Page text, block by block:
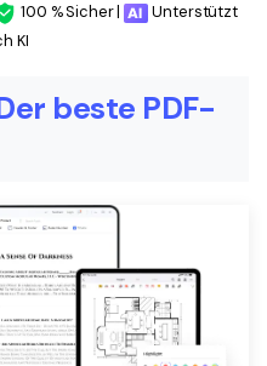
100 % Sicher |
Unterstützt
KI
beste PDF-